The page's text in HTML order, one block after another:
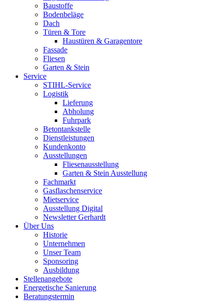
Baustoffe
Bodenbeläge
Dach
Türen & Tore
Haustüren & Garagentore
Fassade
Fliesen
Garten & Stein
Service
STIHL-Service
Logistik
Lieferung
Abholung
Fuhrpark
Betontankstelle
Dienstleistungen
Kundenkonto
Ausstellungen
Fliesenausstellung
Garten & Stein Ausstellung
Fachmarkt
Gasflaschenservice
Mietservice
Ausstellung Digital
Newsletter Gerhardt
Über Uns
Historie
Unternehmen
Unser Team
Sponsoring
Ausbildung
Stellenangebote
Energetische Sanierung
Beratungstermin